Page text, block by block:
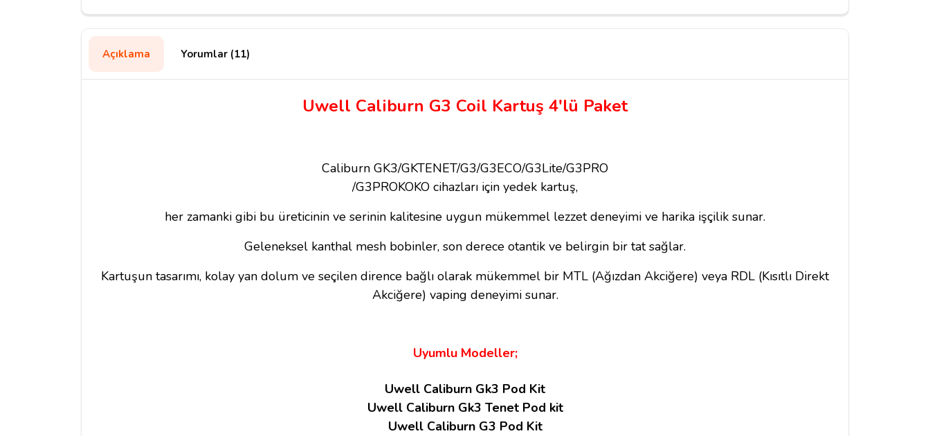
Açıklama Yorumlar (11)
Uwell Caliburn G3 Coil Kartuş 4'lü Paket
Caliburn GK3/GKTENET/G3/G3ECO/G3Lite/G3PRO
/G3PROKOKO cihazları için yedek kartuş,
her zamanki gibi bu üreticinin ve serinin kalitesine uygun mükemmel lezzet deneyimi ve harika işçilik sunar.
Geleneksel kanthal mesh bobinler, son derece otantik ve belirgin bir tat sağlar.
Kartuşun tasarımı, kolay yan dolum ve seçilen dirence bağlı olarak mükemmel bir MTL (Ağızdan Akciğere) veya RDL (Kısıtlı Direkt
Akciğere) vaping deneyimi sunar.
Uyumlu Modeller;
Uwell Caliburn Gk3 Pod Kit
Uwell Caliburn Gk3 Tenet Pod kit
Uwell Caliburn G3 Pod Kit